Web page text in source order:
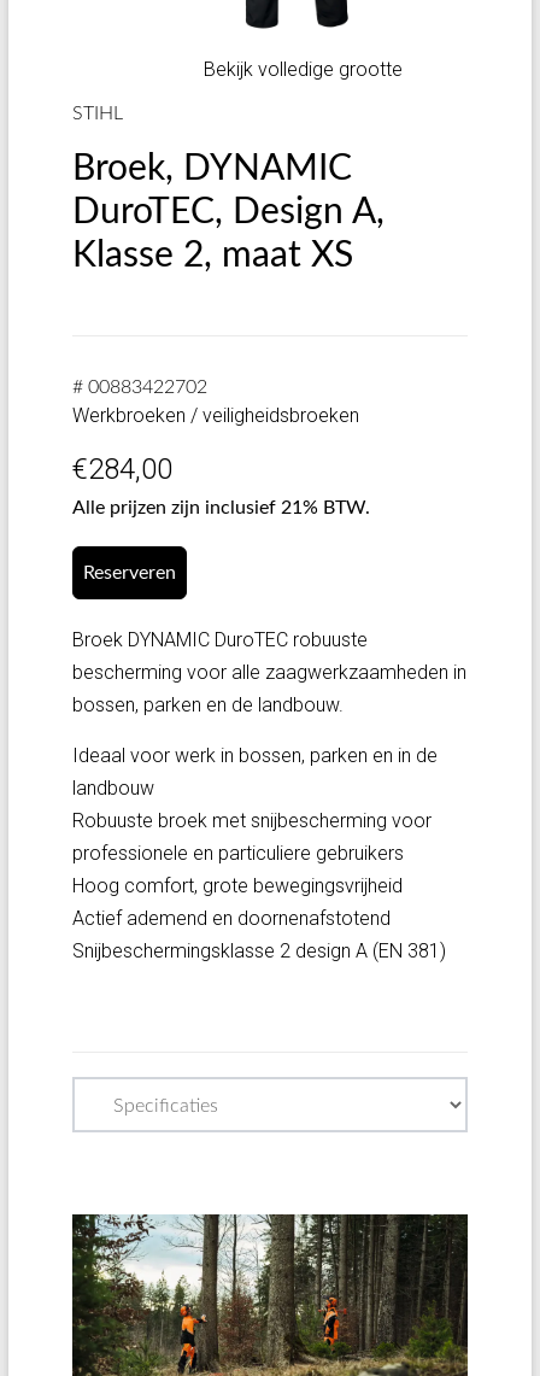
Bekijk volledige grootte
STIHL
Broek, DYNAMIC
DuroTEC, Design A,
Klasse 2, maat XS
# 00883422702
Werkbroeken / veiligheidsbroeken
€284,00
Alle prijzen zijn inclusief 21% BTW.
Reserveren
Broek DYNAMIC DuroTEC robuuste
bescherming voor alle zaagwerkzaamheden in
bossen, parken en de landbouw.
Ideaal voor werk in bossen, parken en in de
landbouw
Robuuste broek met snijbescherming voor
professionele en particuliere gebruikers
Hoog comfort, grote bewegingsvrijheid
Actief ademend en doornenafstotend
Snijbeschermingsklasse 2 design A (EN 381)